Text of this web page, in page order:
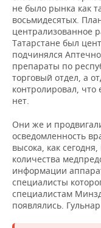
не было рынка как
восьмидесятых.
централизованное
Татарстане был
подчинялся
препараты по
торговый отдел, а
контролировал, что
нет.
Они же и
осведомленность
высока, как
количества
информации
специалисты
специалистам
появлялись.